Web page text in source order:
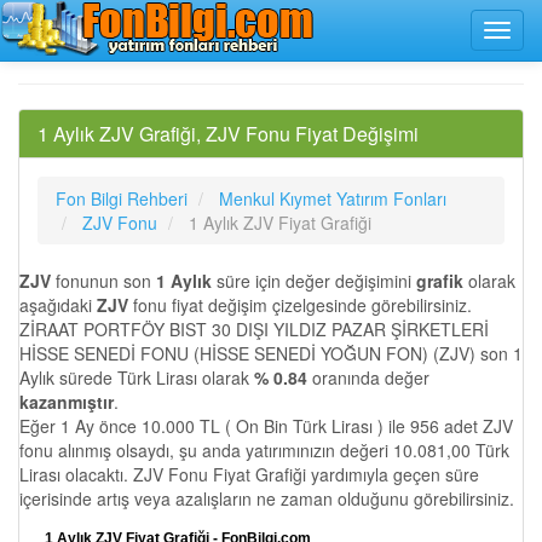
1 Aylık ZJV Grafiği, ZJV Fonu Fiyat Değişimi
Fon Bilgi Rehberi
Menkul Kıymet Yatırım Fonları
ZJV Fonu
1 Aylık ZJV Fiyat Grafiği
ZJV fonunun son 1 Aylık süre için değer değişimini grafik olarak
aşağıdaki ZJV fonu fiyat değişim çizelgesinde görebilirsiniz.
ZİRAAT PORTFÖY BIST 30 DIŞI YILDIZ PAZAR ŞİRKETLERİ
HİSSE SENEDİ FONU (HİSSE SENEDİ YOĞUN FON) (ZJV) son 1
Aylık sürede Türk Lirası olarak % 0.84 oranında değer
kazanmıştır.
Eğer 1 Ay önce 10.000 TL ( On Bin Türk Lirası ) ile 956 adet ZJV
fonu alınmış olsaydı, şu anda yatırımınızın değeri 10.081,00 Türk
Lirası olacaktı. ZJV Fonu Fiyat Grafiği yardımıyla geçen süre
içerisinde artış veya azalışların ne zaman olduğunu görebilirsiniz.
1 Aylık ZJV Fiyat Grafiği - FonBilgi.com